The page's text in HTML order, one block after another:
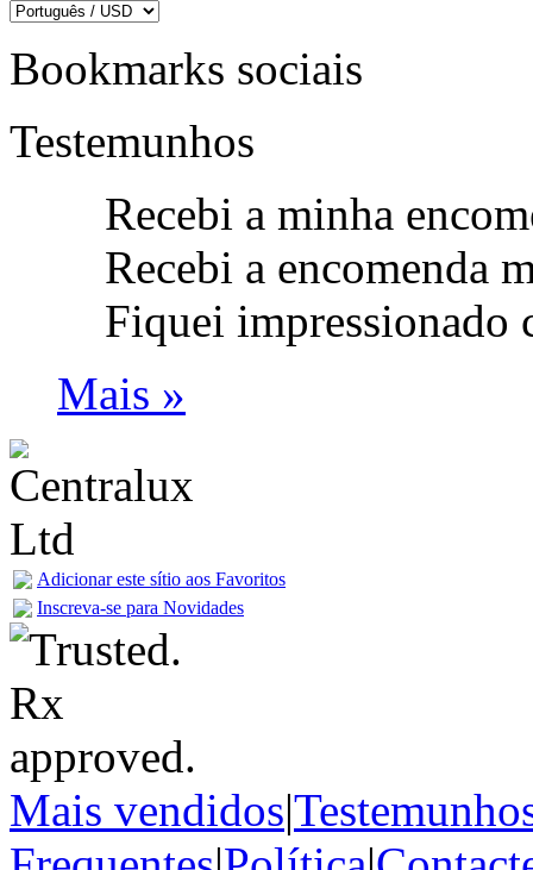
Bookmarks sociais
Testemunhos
Recebi a minha
Recebi a encomenda
Fiquei impressionado
Mais »
Adicionar este sítio aos Favoritos
Inscreva-se para Novidades
Mais vendidos|